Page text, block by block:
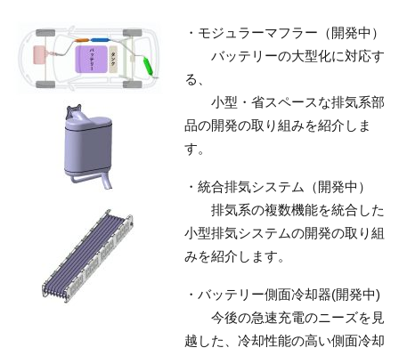
・モジュラーマフラー（開発中）
バッテリーの大型化に対応す
る、
小型・省スペースな排気系部
品の開発の取り組みを紹介しま
す。
・統合排気システム（開発中）
排気系の複数機能を統合した
小型排気システムの開発の取り組
みを紹介します。
・バッテリー側面冷却器(開発中)
今後の急速充電のニーズを見
越した、冷却性能の高い側面冷却